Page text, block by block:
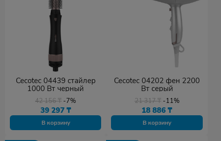
Cecotec 04439 стайлер
1000 Вт черный
42 156₸ -7%
39 297 ₸
В корзину
Cecotec 04202 фен 2200
Вт серый
21 317₸ -11%
18 886₸
В корзину